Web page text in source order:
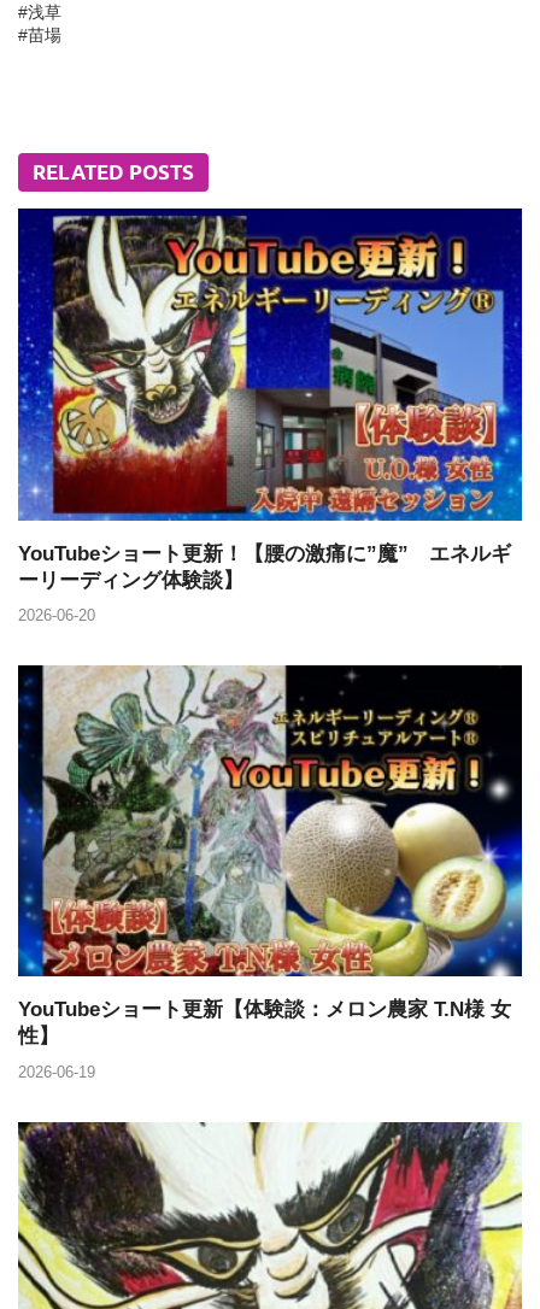
#浅草
#苗場
RELATED POSTS
YouTubeショート更新！【腰の激痛に”魔” エネルギ
ーリーディング体験談】
2026-06-20
YouTubeショート更新【体験談：メロン農家 T.N様 女
性】
2026-06-19